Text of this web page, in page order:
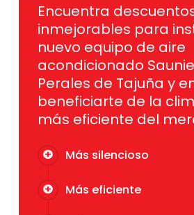
Encuentra
inmejorables para
nuevo equipo de aire
acondicionado
Perales de Tajuña y
beneficiarte de la
más eficiente del
Más silencioso
Más eficiente